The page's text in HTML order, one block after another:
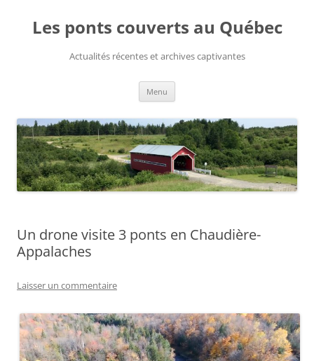
contenu
Les ponts couverts au Québec
Actualités récentes et archives captivantes
Menu
Un drone visite 3 ponts en Chaudière-
Appalaches
Laisser un commentaire